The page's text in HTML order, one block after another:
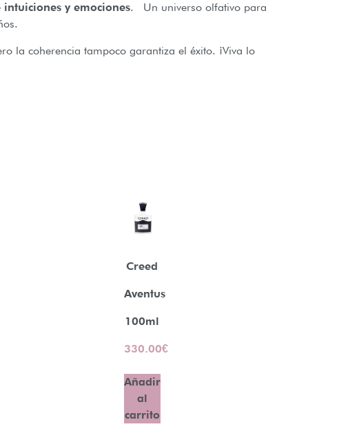
y emociones. Un universo olfativo para
la coherencia tampoco garantiza el éxito. ¡Viva lo
Creed
Aventus
100ml
330.00€
Añadir
al
carrito